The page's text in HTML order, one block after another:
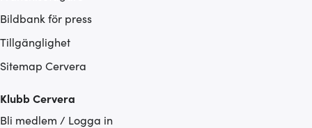
Bildbank för press
Tillgänglighet
Sitemap Cervera
Klubb Cervera
Bli medlem / Logga in